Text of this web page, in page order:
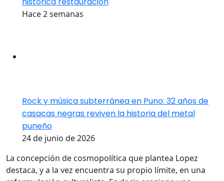
Hace 2 semanas
Rock y música subterránea en Puno: 32 años de
casacas negras reviven la historia del metal
puneño
24 de junio de 2026
La concepción de cosmopolítica que plantea Lopez
destaca, y a la vez encuentra su propio límite, en una